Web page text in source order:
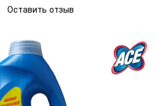
Оставить отзыв